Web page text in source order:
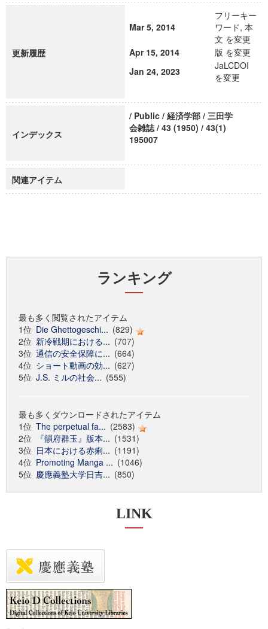
更新履歴
Mar 5, 2014
フリーキー
ワード, 本
文 を変更
Apr 15, 2014
版 を変更
Jan 24, 2023
JaLCDOI
を変更
インデックス
/ Public / 経済学部 / 三田学
会雑誌 / 43 (1950) / 43(1)
195007
関連アイテム
ランキング
最も多く閲覧されたアイテム
1位 Die Ghettogeschi... (829)
2位 新冷戦期における... (707)
3位 通信の安全保障に... (664)
4位 ショート動画の効... (627)
5位 J.S. ミルの社会... (555)
最も多くダウンロードされたアイテム
1位 The perpetual fa... (2583)
2位
『韻府群玉』版本... (1531)
3位 日本における赤痢... (1191)
4位 Promoting Manga ... (1046)
5位 慶應義塾大学日吉... (850)
LINK